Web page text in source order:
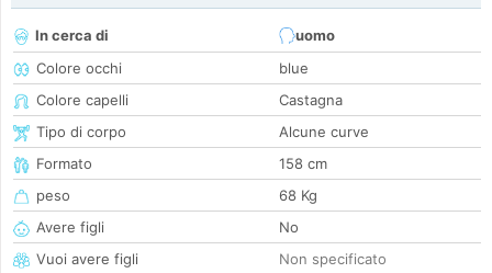
In cerca di
uomo
Colore occhi
blue
Colore capelli
Castagna
Tipo di corpo
Alcune curve
Formato
158 cm
peso
68 Kg
Avere figli
No
Vuoi avere figli
Non specificato